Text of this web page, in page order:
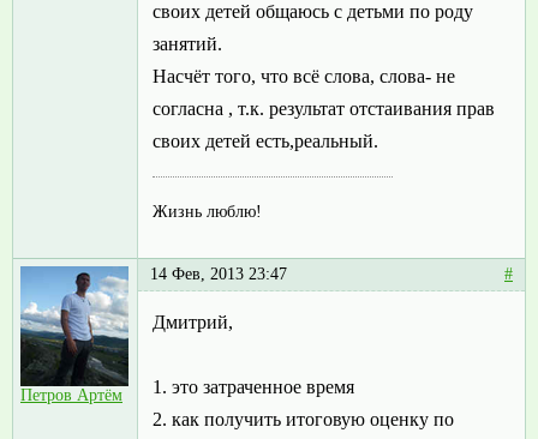
своих детей общаюсь с детьми по роду
занятий.
Насчёт того, что всё слова, слова- не
согласна , т.к. результат отстаивания прав
своих детей есть,реальный.
Жизнь люблю!
Петров Артём
14 Фев, 2013 23:47 #
Дмитрий,
1. это затраченное время
2. как получить итоговую оценку по